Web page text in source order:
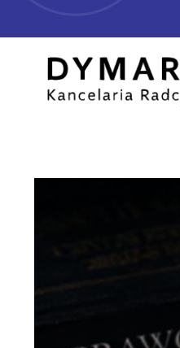
do
zawartości